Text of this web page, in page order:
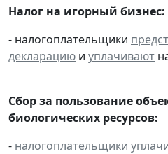
Налог на игорный бизнес:
- налогоплательщики
декларацию и уплачивают
Сбор за пользование
биологических ресурсов:
- налогоплательщики